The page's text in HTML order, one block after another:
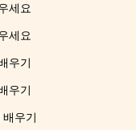
세요
세요
우기
우기
우기